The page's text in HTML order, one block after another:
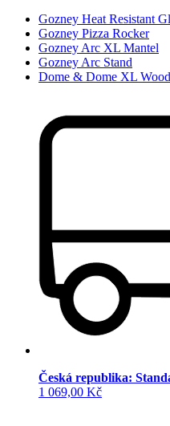
Gozney Heat Resistant
Gozney Pizza Rocker
Gozney Arc XL Mantel
Gozney Arc Stand
Dome & Dome XL
Česká republika:
1 069,00 Kč